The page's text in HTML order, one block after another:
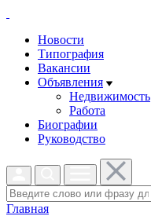
Новости
Типография
Вакансии
Объявления
Недвижимость
Работа
Биографии
Руководство
Главная